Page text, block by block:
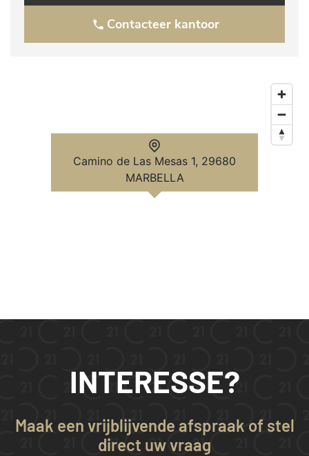
Contacteer kantoor
Camino de Las Mesas 1, 29680
MARBELLA
INTERESSE?
Maak een vrijblijvende afspraak of stel
direct uw vraag